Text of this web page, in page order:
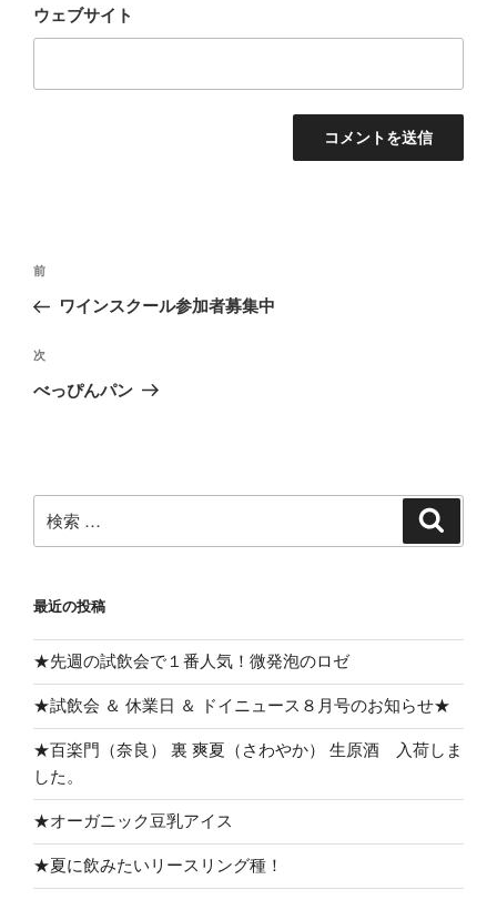
ウェブサイト
投
ビ
ゲ
ン
過
去
投
前
ワインスクール参加者募集中
次
の
次
べっぴんパン
索:
最近の投稿
★先週の試飲会で１番人気！微発泡のロゼ
★試飲会 ＆ 休業日 ＆ ドイニュース８月号のお知らせ★
★百楽門（奈良） 裏 爽夏（さわやか） 生原酒 入荷しま
した。
★オーガニック豆乳アイス
★夏に飲みたいリースリング種！